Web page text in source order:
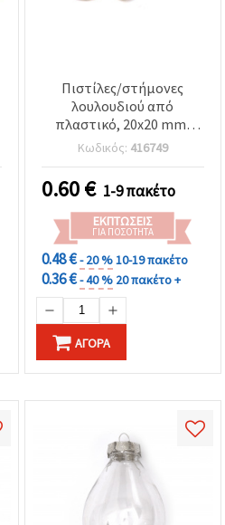
Πιστίλες/στήμονες
λουλουδιού από
πλαστικό, 20x20 mm,
καφέ και κίτρινο - 10 τεμ.
Κωδικός: 416749
0.60€ 1-9 πακέτο
ΕΚΠΤΏΣΕΙΣ
ΓΙΑ ΠΟΣΌΤΗΤΑ
0.48 €- 20 %10-19 πακέτο
0.36 €- 40 % 20 πακέτο +
ΑΓΟΡΆ